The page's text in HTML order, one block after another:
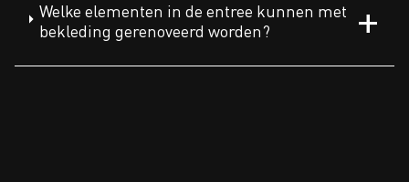
Welke elementen in de entree kunnen met
bekleding gerenoveerd worden?